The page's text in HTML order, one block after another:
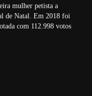
mulher petista a
de Natal. Em 2018 foi
com 112.998 votos